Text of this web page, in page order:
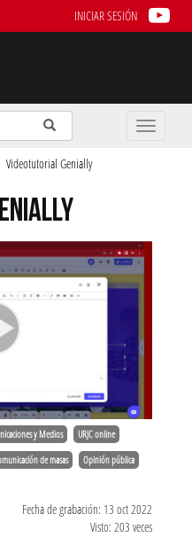
INICIAR SESIÓN
Enviar
Buscar
Toggle
Videotutorial Genially
y Medios URJC online
de masas Opinión pública
Fecha de grabación: 13 oct 2022
Visto: 203 veces